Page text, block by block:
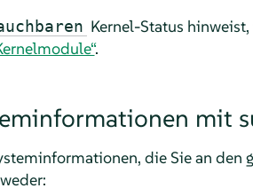
Kernel-Status
.
mit
die Sie an den